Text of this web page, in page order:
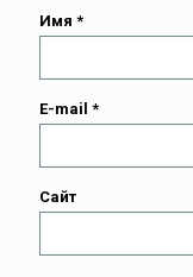
Имя *
E-mail *
Сайт